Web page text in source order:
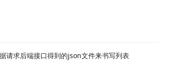
请求后端接口得到的json文件来书写列表